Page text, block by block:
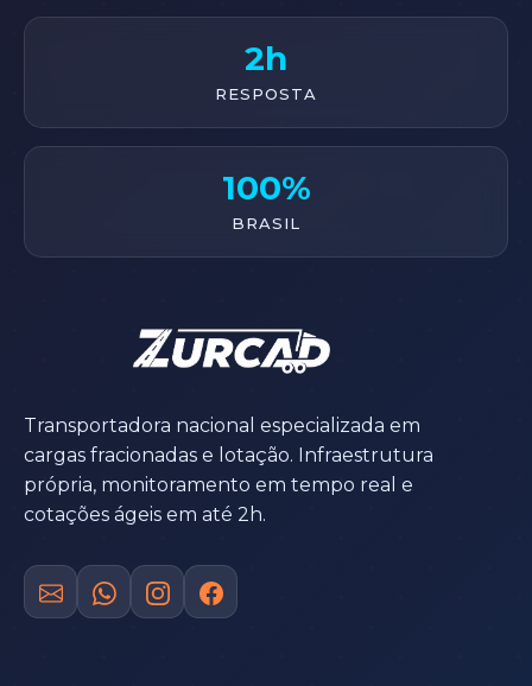
2h
RESPOSTA
100%
BRASIL
Transportadora nacional especializada em
cargas fracionadas e lotação. Infraestrutura
própria, monitoramento em tempo real e
cotações ágeis em até 2h.